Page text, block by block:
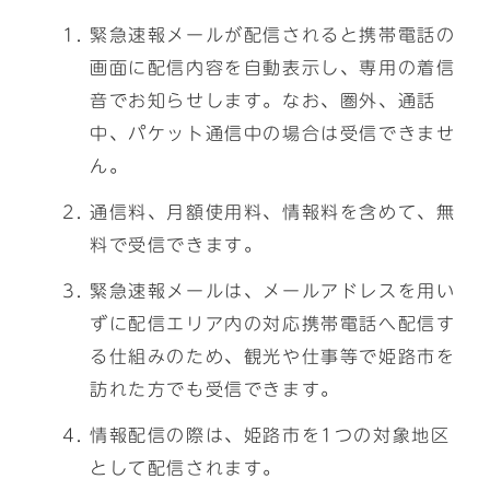
緊急速報メールが配信されると携帯電話の
画面に配信内容を自動表示し、専用の着信
音でお知らせします。なお、圏外、通話
中、パケット通信中の場合は受信できませ
ん。
通信料、月額使用料、情報料を含めて、無
料で受信できます。
緊急速報メールは、メールアドレスを用い
ずに配信エリア内の対応携帯電話へ配信す
る仕組みのため、観光や仕事等で姫路市を
訪れた方でも受信できます。
情報配信の際は、姫路市を1つの対象地区
として配信されます。